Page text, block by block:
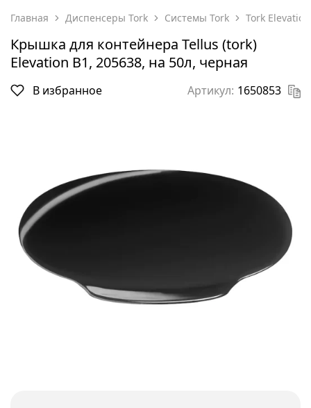
Главная Диспенсеры Tork Системы Tork Tork
Крышка для контейнера Tellus (tork)
Elevation B1, 205638, на 50л, черная
В избранное Артикул: 1650853